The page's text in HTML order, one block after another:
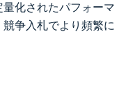
化されたパフォーマ
争入札でより頻繁に